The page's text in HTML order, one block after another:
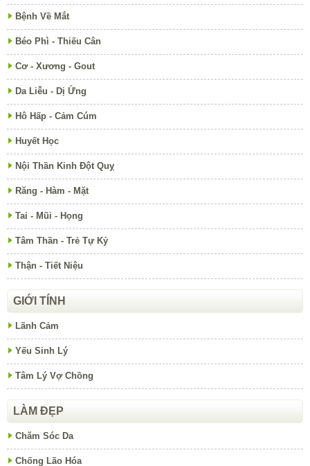
Bệnh Về Mắt
Béo Phì - Thiếu Cân
Cơ - Xương - Gout
Da Liễu - Dị Ứng
Hô Hấp - Cảm Cúm
Huyết Học
Nội Thần Kinh Đột Quỵ
Răng - Hàm - Mặt
Tai - Mũi - Họng
Tâm Thần - Trẻ Tự Kỷ
Thận - Tiết Niệu
GIỚI TÍNH
Lãnh Cảm
Yếu Sinh Lý
Tâm Lý Vợ Chồng
LÀM ĐẸP
Chăm Sóc Da
Chống Lão Hóa